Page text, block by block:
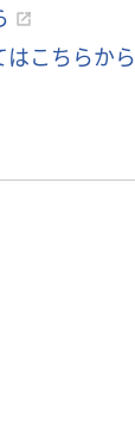
こちらから